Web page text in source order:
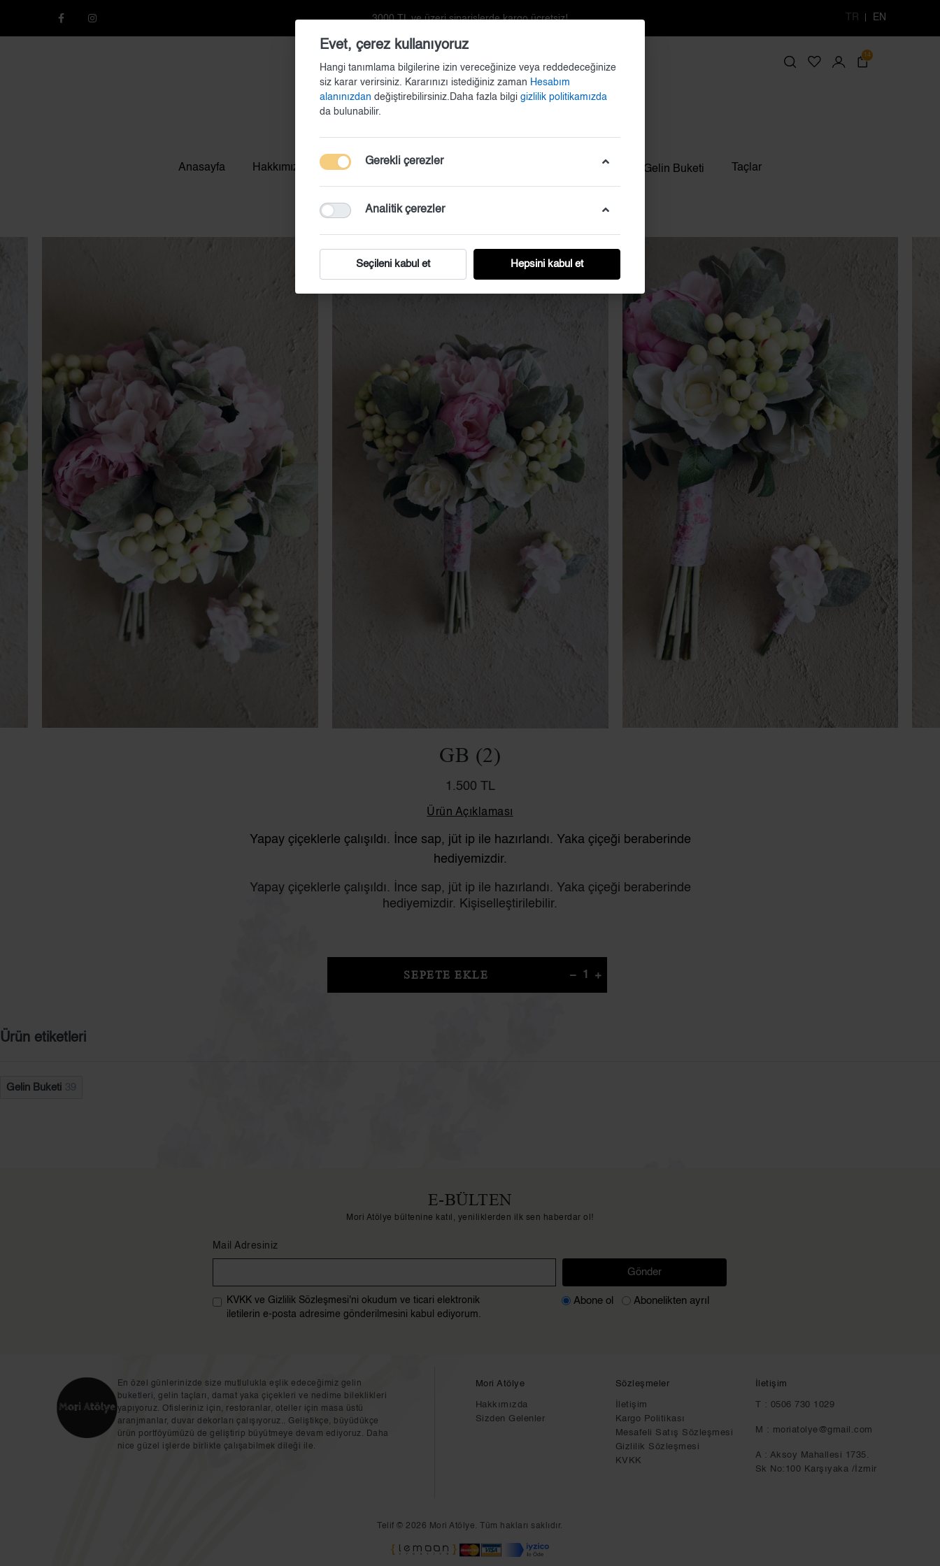
3000 TL ve üzeri siparişlerde kargo ücretsiz! TR EN
14
Anasayfa Hakkımızda Kapı Süsü Doğum Setleri Gelin Buketi Taçlar
GB (2)
1.500 TL
Ürün Açıklaması
Yapay çiçeklerle çalışıldı. İnce sap, jüt ip ile hazırlandı. Yaka çiçeği beraberinde
hediyemizdir.
Yapay çiçeklerle çalışıldı. İnce sap, jüt ip ile hazırlandı. Yaka çiçeği beraberinde
hediyemizdir. Kişiselleştirilebilir.
SEPETE EKLE
Ürün etiketleri
Gelin Buketi 39
E-BÜLTEN
Mori Atölye bültenine katıl, yeniliklerden ilk sen haberdar ol!
Mail Adresiniz
Gönder
KVKK ve Gizlilik Sözleşmesi'ni okudum ve ticari elektronik
iletilerin e-posta adresime gönderilmesini kabul ediyorum.
Abone ol Abonelikten ayrıl
En özel günlerinizde size mutlulukla eşlik edeceğimiz gelin
buketleri, gelin taçları, damat yaka çiçekleri ve nedime bileklikleri
yapıyoruz. Ofisleriniz için, restoranlar, oteller için masa üstü
aranjmanlar, duvar dekorları çalışıyoruz.. Geliştikçe, büyüdükçe
ürün portföyümüzü de geliştirip büyütmeye devam ediyoruz. Daha
nice güzel işlerde birlikte çalışabilmek dileği ile.
Mori Atölye
Hakkımızda
Sizden Gelenler
Sözleşmeler
İletişim
Kargo Politikası
Mesafeli Satış Sözleşmesi
Gizlilik Sözleşmesi
KVKK
İletişim
T : 0506 730 1029
M : moriatolye@gmail.com
A : Aksoy Mahallesi 1735.
Sk No:100 Karşıyaka /İzmir
Telif © 2026 Mori Atölye. Tüm hakları saklıdır.
Evet, çerez kullanıyoruz
Hangi tanımlama bilgilerine izin vereceğinize veya reddedeceğinize
siz karar verirsiniz. Kararınızı istediğiniz zaman Hesabım
alanınızdan değiştirebilirsiniz.Daha fazla bilgi gizlilik politikamızda
da bulunabilir.
Gerekli çerezler
Analitik çerezler
Seçileni kabul et Hepsini kabul et